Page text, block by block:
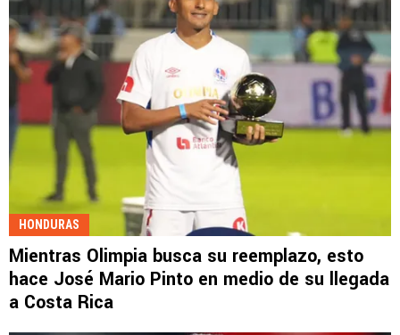
HONDURAS
Mientras Olimpia busca su reemplazo, esto
hace José Mario Pinto en medio de su llegada
a Costa Rica